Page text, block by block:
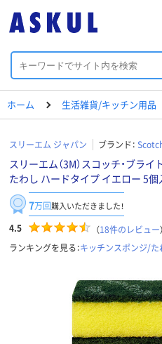
ホーム 生活雑貨/キッチン用品
スリーエム ジャパン ブランド：
スリーエム（3M）スコッチ・ブラ
たわし ハードタイプ イエロー 5個
7万回購入いただきました！
4.5 （18件のレビュー）
ランキングを見る：キッチンスポンジ/